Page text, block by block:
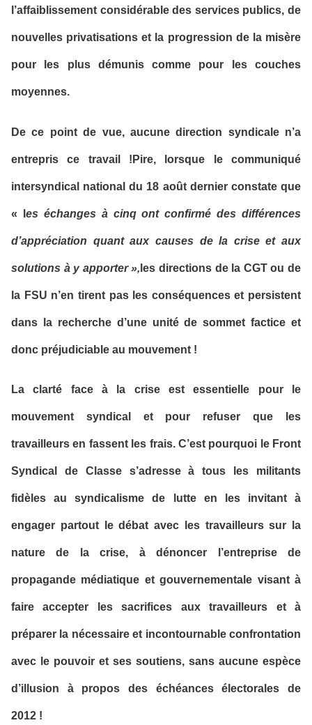
l’affaiblissement considérable des services publics, de
nouvelles privatisations et la progression de la misère
pour les plus démunis comme pour les couches
moyennes.
De ce point de vue, aucune direction syndicale n’a
entrepris ce travail !Pire, lorsque le communiqué
intersyndical national du 18 août dernier constate que
« l es échanges à cinq ont confirmé des différences
d’appréciation quant aux causes de la crise et aux
solutions à y apporter », les directions de la CGT ou de
la FSU n’en tirent pas les conséquences et persistent
dans la recherche d’une unité de sommet factice et
donc préjudiciable au mouvement !
La clarté face à la crise est essentielle pour le
mouvement syndical et pour refuser que les
travailleurs en fassent les frais. C’est pourquoi le Front
Syndical de Classe s’adresse à tous les militants
fidèles au syndicalisme de lutte en les invitant à
engager partout le débat avec les travailleurs sur la
nature de la crise, à dénoncer l’entreprise de
propagande médiatique et gouvernementale visant à
faire accepter les sacrifices aux travailleurs et à
préparer la nécessaire et incontournable confrontation
avec le pouvoir et ses soutiens, sans aucune espèce
d’illusion à propos des échéances électorales de
2012 !